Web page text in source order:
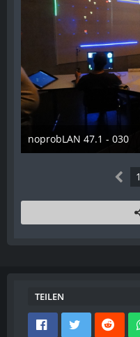
noprobLAN 47.1 - 030
26. Oktober 2014
1
TEILEN